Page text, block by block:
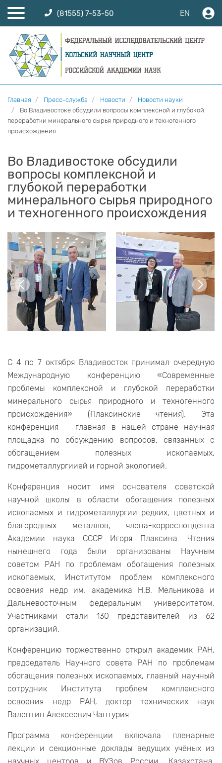
(81555) 7-53-50 EN
Главная Пресс-служба Новости
Новости науки
Во Владивостоке обсудили вопросы комплексной и глубокой
переработки минерального сырья природного и техногенного
происхождения
Во Владивостоке обсудили
вопросы комплексной и
глубокой переработки
минерального сырья природного
и техногенного происхождения
С 4 по 7 октября Владивосток принимал очередную
Международную конференцию «Современные
проблемы комплексной и глубокой переработки
минерального сырья природного и техногенного
происхождения» (Плаксинские чтения). Эта
конференция — главная в нашей стране научная
площадка по обсуждению вопросов, связанных с
обогащением полезных ископаемых,
гидрометаллургиией и горной экологией.
Конференция носит имя основателя советской
научной школы в области обогащения полезных
ископаемых и гидрометаллургии редких, цветных и
благородных металлов, члена-корреспондента
Академии наука СССР Игоря Плаксина. Чтения
нынешнего года были организованы Научным
советом РАН по проблемам обогащения полезных
ископаемых, Институтом проблем комплексного
освоения недр им. академика Н.В. Мельникова и
Дальневосточным федеральным университетом.
Участниками стали 130 представителей из 62
организаций.
Конференцию торжественно открыл академик РАН,
председатель Научного совета РАН по проблемам
обогащения полезных ископаемых, главный научный
сотрудник Института проблем комплексного
освоения недр РАН, доктор технических наук
Валентин Алексеевич Чантурия.
Программа конференции включала пленарные
лекции и секционные доклады ведущих учёных из